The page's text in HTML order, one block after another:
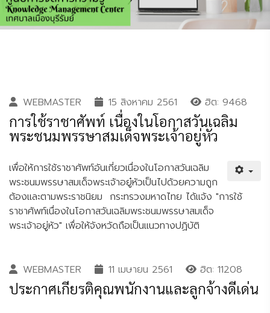
WEBMASTER 15 สิงหาคม 2561 ฮิต: 9468
การใช้ราชาศัพท์ เนื่องในโอกาสวันเฉลิม
พระชนมพรรษาสมเด็จพระเจ้าอยู่หัว
เพื่อให้การใช้ราชาศัพท์อันเกี่ยวเนื่องในโอกาสวันเฉลิม
พระชนมพรรษาสมเด็จพระเจ้าอยู๋หัวเป็นไปด้วยความถูก
ต้องและตามพระราชนิยม กระทรวงมหาดไทย ได้แจ้ง "การใช้
ราชาศัพท์เนื่องในโอกาสวันเฉลิมพระชนมพรรษาสมเด็จ
พระเจ้าอยู่หัว" เพื่อให้จังหวัดถือเป็นแนวทางปฏิบัติ
WEBMASTER 11 เมษายน 2561 ฮิต: 11208
ประกาศเกียรติคุณพนักงานและลูกจ้างดีเด่น